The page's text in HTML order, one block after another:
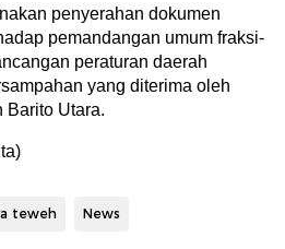
penyerahan dokumen
pemandangan umum fraksi-
peraturan daerah
yang diterima oleh
Barito Utara.
teweh News